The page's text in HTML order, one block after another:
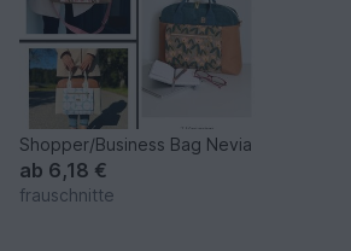
Shopper/Business Bag Nevia
ab 6,18 €
frauschnitte